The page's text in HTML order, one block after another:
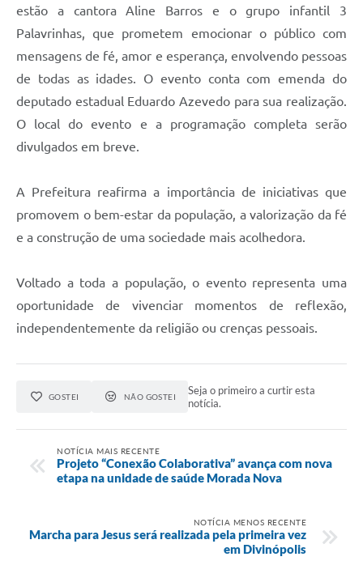
estão a cantora Aline Barros e o grupo infantil 3
Palavrinhas, que prometem emocionar o público com
mensagens de fé, amor e esperança, envolvendo pessoas
de todas as idades. O evento conta com emenda do
deputado estadual Eduardo Azevedo para sua realização.
O local do evento e a programação completa serão
divulgados em breve.
A Prefeitura reafirma a importância de iniciativas que
promovem o bem-estar da população, a valorização da fé
e a construção de uma sociedade mais acolhedora.
Voltado a toda a população, o evento representa uma
oportunidade de vivenciar momentos de reflexão,
independentemente da religião ou crenças pessoais.
GOSTEI NÃO GOSTEI
Seja o primeiro a curtir esta
notícia.
NOTÍCIA MAIS RECENTE
Projeto “Conexão Colaborativa” avança com nova
etapa na unidade de saúde Morada Nova
NOTÍCIA MENOS RECENTE
Marcha para Jesus será realizada pela primeira vez
em Divinópolis